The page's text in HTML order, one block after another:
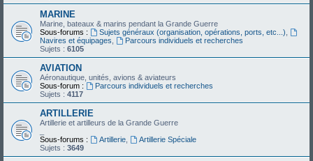
MARINE
Marine, bateaux & marins pendant la Grande Guerre
Sous-forums :
Sujets généraux (organisation, opérations, ports, etc...)
Navires et équipages
Parcours individuels et recherches
Sujets : 6105
AVIATION
Aéronautique, unités, avions & aviateurs
Sous-forum :
Parcours individuels et recherches
Sujets : 4117
ARTILLERIE
Artillerie et artilleurs de la Grande Guerre
Sous-forums :
Artillerie,
Artillerie Spéciale
Sujets : 3649